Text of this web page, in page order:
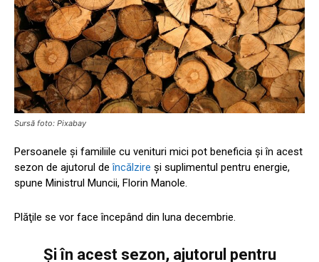
Sursă foto: Pixabay
Persoanele şi familiile cu venituri mici pot beneficia şi în acest
sezon de ajutorul deîncălzire şi suplimentul pentru energie,
spune Ministrul Muncii, Florin Manole.
Plăţile se vor face începând din luna decembrie.
Și în acest sezon, ajutorul pentru